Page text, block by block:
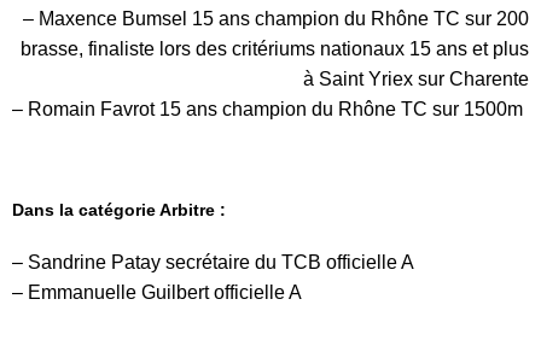
– Maxence Bumsel 15 ans champion du Rhône TC sur 200
brasse, finaliste lors des critériums nationaux 15 ans et plus
à Saint Yriex sur Charente
– Romain Favrot 15 ans champion du Rhône TC sur 1500m
Dans la catégorie Arbitre :
– Sandrine Patay secrétaire du TCB officielle A
– Emmanuelle Guilbert officielle A